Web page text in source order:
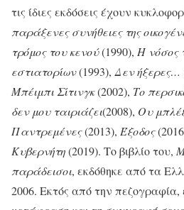
τις ίδιες εκδόσεις έχουν
παράξενες συνήθειες της
τρόμος του κενού(1990), Η νόσος
εστιατορίων(1993), Δεν
Μπέιμπι Σίτινγκ(2002), Το
δεν μου ταιριάζει(2008), Ου
Παντρεμένες(2013), Έξοδος
Κυβερνήτη(2019). Το βιβλίο του,
παράδεισοι, εκδόθηκε από τα
2006. Εκτός από την πεζογραφία,